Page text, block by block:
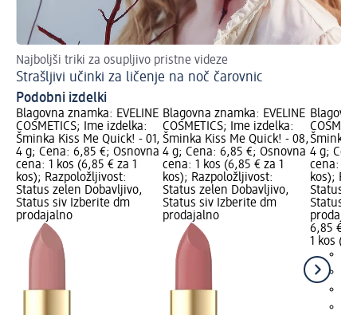
Najboljši triki za osupljivo pristne videze
Strašljivi učinki za ličenje na noč čarovnic
Podobni izdelki
Blagovna znamka: EVELINE
COSMETICS; Ime izdelka:
Šminka Kiss Me Quick! - 01,
4 g; Cena: 6,85 €; Osnovna
cena: 1 kos (6,85 € za 1
kos); Razpoložljivost:
Status zelen Dobavljivo,
Status siv Izberite dm
prodajalno
Blagovna znamka: EVELINE
COSMETICS; Ime izdelka:
Šminka Kiss Me Quick! - 08,
4 g; Cena: 6,85 €; Osnovna
cena: 1 kos (6,85 € za 1
kos); Razpoložljivost:
Status zelen Dobavljivo,
Status siv Izberite dm
prodajalno
Šminka
4 g;
cena: 1
kos);
Status
Status
6,85 €
1 kos